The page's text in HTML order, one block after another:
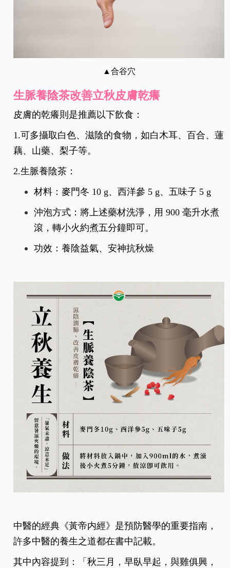
▲合谷穴
生脈養陰茶改善立秋皮膚乾癢
皮膚的乾癢則是推薦以下飲食：
1.可多攝取白色、滋陰的食物，如白木耳、百合、蓮
藕、山藥、梨子等。
2.生脈養陰茶：
材料：麥門冬 10 g、西洋參 5 g、五味子 5 g
沖泡方式：將上述藥材洗淨，用 900 毫升水煮
滾，轉小火約煮五分鐘即可。
功效：養陰益氣、安神抗秋燥
中醫的經典《黃帝内經》是預防醫學的重要指南，
許多中醫的養生之道都在書中記載。
其中內容提到：「秋三月，早臥早起，與雞俱興，